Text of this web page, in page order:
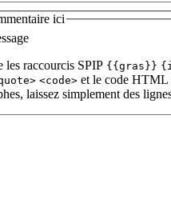
ici
les raccourcis SPIP {{gras}}
<code> et le code HTML
laissez simplement des